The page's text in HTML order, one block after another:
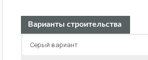
Варианты строительства
Серый вариант